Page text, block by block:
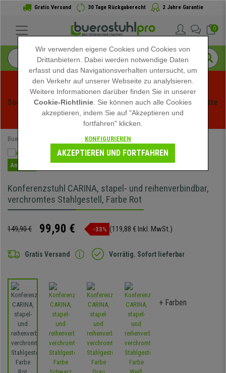
Gratis Versand 30 Tage Rückgaberecht 2 Jahre Garantie
0
Sommerschlussverauf bei buerstuhlpro! Exklusive Rabatte
für kurze Zeit - Aktion ansehen -
Buerostuhlpro Konferenzstühle
Angebot
Konferenzstuhl CARINA, stapel- und reihenverbindbar,
verchromtes Stahlgestell, Farbe Rot
149,90 € 99,90 € -33% (119,88 € Inkl. MwSt.)
Gratis Versand Vorrätig. Sofort lieferbar
+ Farben
Wir verwenden eigene Cookies und Cookies von
Drittanbietern. Dabei werden notwendige Daten
erfasst und das Navigationsverhalten untersucht, um
den Verkehr auf unserer Webseite zu analylsieren.
Weitere Informationen darüber finden Sie in unserer
Cookie-Richtlinie . Sie können auch alle Cookies
akzeptieren, indem Sie auf "Akzeptieren und
fortfahren" klicken.
KONFIGURIEREN
AKZEPTIEREN UND FORTFAHREN